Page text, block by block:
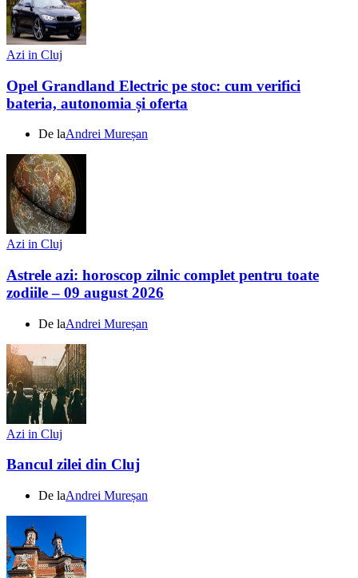
Azi in Cluj
Opel Grandland Electric pe stoc: cum verifici
bateria, autonomia și oferta
De laAndrei Mureșan
Azi in Cluj
Astrele azi: horoscop zilnic complet pentru toate
zodiile – 09 august 2026
De laAndrei Mureșan
Azi in Cluj
Bancul zilei din Cluj
De laAndrei Mureșan